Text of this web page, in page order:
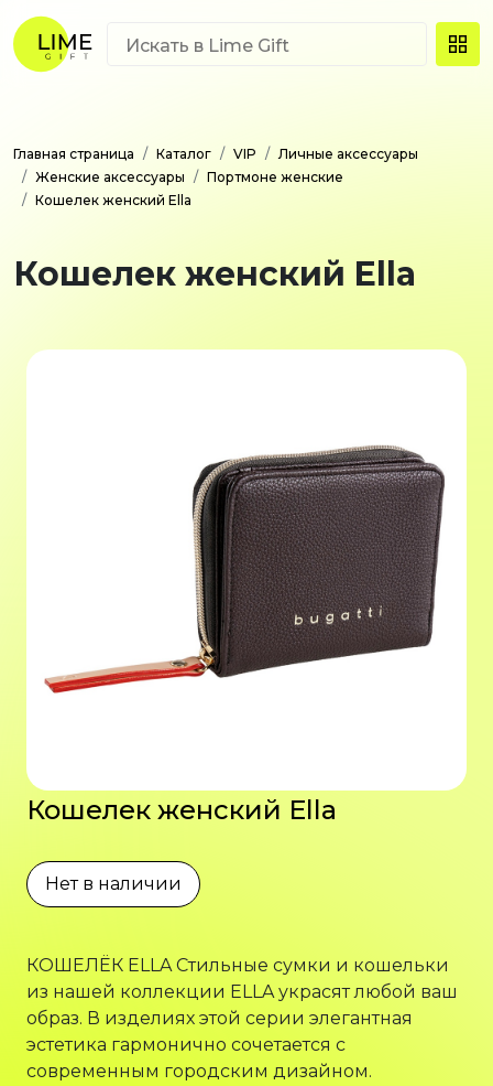
Главная страница Каталог VIP
Личные аксессуары
Женские аксессуары
Портмоне женские
Кошелек женский Ella
Кошелек женский Ella
Кошелек женский Ella
Нет в наличии
КОШЕЛЁК ELLA Стильные сумки и кошельки
из нашей коллекции ELLA украсят любой ваш
образ. В изделиях этой серии элегантная
эстетика гармонично сочетается с
современным городским дизайном.